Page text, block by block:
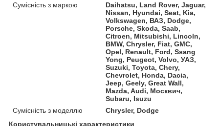
Сумісність з маркою
Daihatsu, Land Rover, Jaguar,
Nissan, Hyundai, Seat, Kia,
Volkswagen, ВАЗ, Dodge,
Porsche, Skoda, Saab,
Citroen, Mitsubishi, Lincoln,
BMW, Chrysler, Fiat, GMC,
Opel, Renault, Ford, Ssang
Yong, Peugeot, Volvo, УАЗ,
Suzuki, Toyota, Chery,
Chevrolet, Honda, Dacia,
Jeep, Geely, Great Wall,
Mazda, Audi, Москвич,
Subaru, Isuzu
Сумісність з моделлю
Chrysler, Dodge
Користувальницькі характеристики